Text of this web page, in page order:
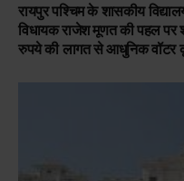
रायपुर पश्चिम के शासकीय
विधायक राजेश मूणत की पहल पर
रुपये की लागत से आधुनिक वॉटर